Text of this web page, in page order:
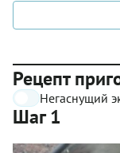
Рецепт
Негаснущий
Шаг 1